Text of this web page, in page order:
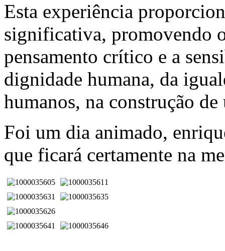
Esta experiência
significativa, promovendo
pensamento crítico e a
dignidade humana, da
humanos, na construção
Foi um dia animado,
que ficará certamente na